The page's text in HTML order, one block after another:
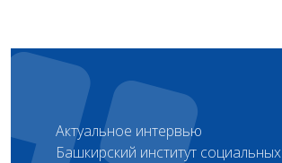
Актуальное интервью
Башкирский институт социальных